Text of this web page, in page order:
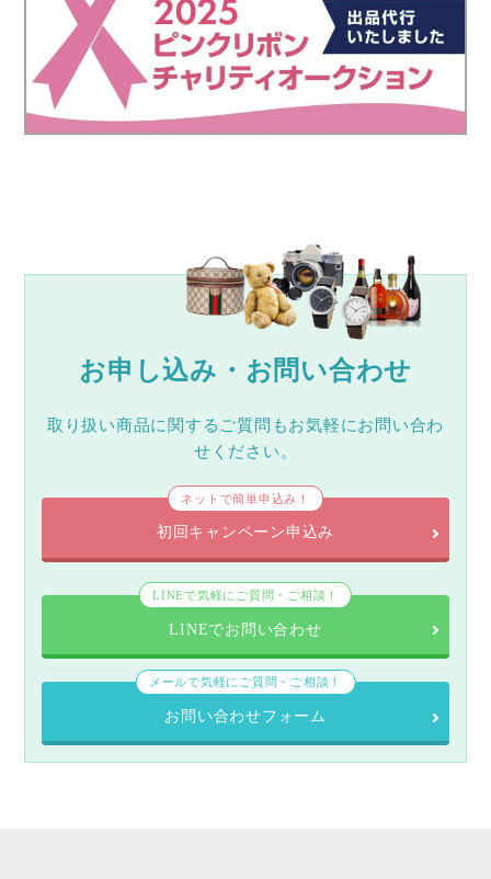
お申し込み・お問い合わせ
取り扱い商品に関するご質問もお気軽にお問い合わ
せください。
ネットで簡単申込み！
初回キャンペーン申込み
LINEで気軽にご質問・ご相談！
LINEでお問い合わせ
メールで気軽にご質問・ご相談！
お問い合わせフォーム